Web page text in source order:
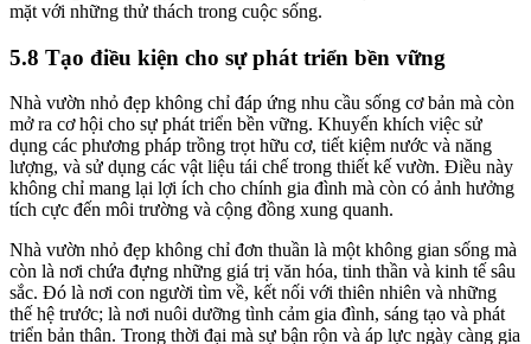
mặt với những thử thách trong cuộc sống.
5.8 Tạo điều kiện cho sự phát triển bền vững
Nhà vườn nhỏ đẹp không chỉ đáp ứng nhu cầu sống cơ bản mà còn
mở ra cơ hội cho sự phát triển bền vững. Khuyến khích việc sử
dụng các phương pháp trồng trọt hữu cơ, tiết kiệm nước và năng
lượng, và sử dụng các vật liệu tái chế trong thiết kế vườn. Điều này
không chỉ mang lại lợi ích cho chính gia đình mà còn có ảnh hưởng
tích cực đến môi trường và cộng đồng xung quanh.
Nhà vườn nhỏ đẹp không chỉ đơn thuần là một không gian sống mà
còn là nơi chứa đựng những giá trị văn hóa, tinh thần và kinh tế sâu
sắc. Đó là nơi con người tìm về, kết nối với thiên nhiên và những
thế hệ trước; là nơi nuôi dưỡng tình cảm gia đình, sáng tạo và phát
triển bản thân. Trong thời đại mà sự bận rộn và áp lực ngày càng gia